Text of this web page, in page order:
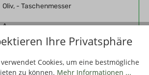
Oliv, - Taschenmesser
A
6,90 €* Ihre Privatsphäre
Cookies, um eine bestmögliche
zu können. Mehr Informationen ...